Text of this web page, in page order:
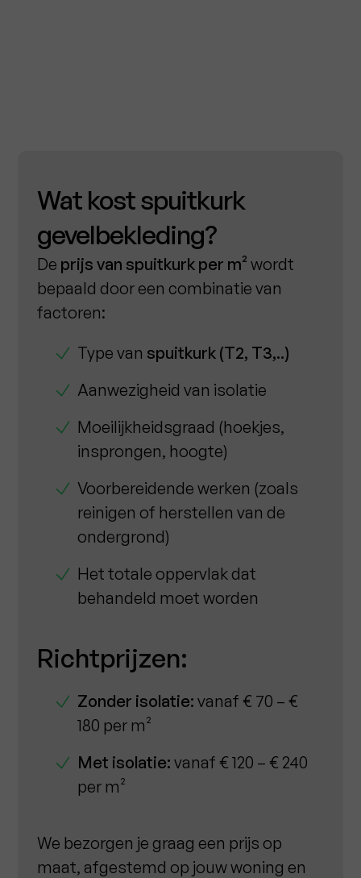
Wat kost spuitkurk
gevelbekleding?
De prijs van spuitkurk per m² wordt
bepaald door een combinatie van
factoren:
Type van spuitkurk (T2, T3,..)
Aanwezigheid van isolatie
Moeilijkheidsgraad (hoekjes,
insprongen, hoogte)
Voorbereidende werken (zoals
reinigen of herstellen van de
ondergrond)
Het totale oppervlak dat
behandeld moet worden
Richtprijzen:
Zonder isolatie: vanaf € 70 – €
180 per m²
Met isolatie:vanaf € 120 – € 240
per m²
We bezorgen je graag een prijs op
maat, afgestemd op jouw woning en